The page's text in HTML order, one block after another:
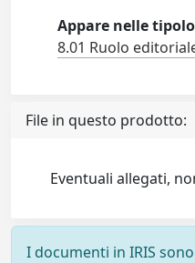
Appare nelle
8.01 Ruolo
File in questo prodotto:
Eventuali allegati,
I documenti in IRIS